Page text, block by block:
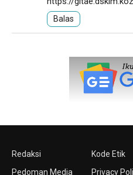
Balas
Redaksi
Pedoman Media
Kode Etik
Privacy